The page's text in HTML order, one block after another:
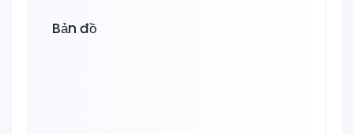
Bản đồ